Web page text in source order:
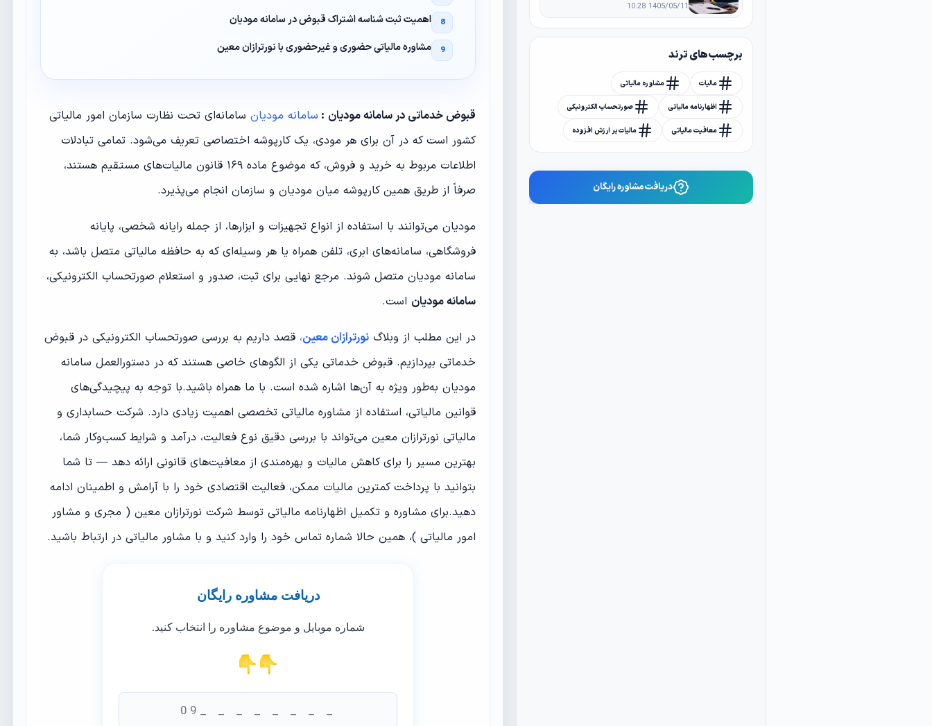
1405/05/11 10:28
برچسب های ترند
مالیات مشاوره مالیاتی
اظهارنامه مالیاتی صورتحساب الکترونیکی
معافیت مالیاتی مالیات بر ارزش افزوده
دریافت مشاوره رایگان
اهمیت ثبت شناسه اشتراک قبوض در سامانه مودیان
مشاوره مالیاتی حضوری و غیرحضوری با نورترازان معین
قبوض خدماتی در سامانه مودیان : سامانه مودیان سامانه‌ای تحت نظارت سازمان امور مالیاتی
کشور است که در آن برای هر مودی، یک کارپوشه اختصاصی تعریف می‌شود. تمامی تبادلات
اطلاعات مربوط به خرید و فروش، که موضوع ماده ۱۶۹ قانون مالیات‌های مستقیم هستند،
صرفاً از طریق همین کارپوشه میان مودیان و سازمان انجام می‌پذیرد.
مودیان می‌توانند با استفاده از انواع تجهیزات و ابزارها، از جمله رایانه شخصی، پایانه
فروشگاهی، سامانه‌های ابری، تلفن همراه یا هر وسیله‌ای که به حافظه مالیاتی متصل باشد، به
سامانه مودیان متصل شوند. مرجع نهایی برای ثبت، صدور و استعلام صورتحساب الکترونیکی،
سامانه مودیان است.
در این مطلب از وبلاگ نورترازان معین، قصد داریم به بررسی صورتحساب الکترونیکی در قبوض
خدماتی بپردازیم. قبوض خدماتی یکی از الگوهای خاصی هستند که در دستورالعمل سامانه
مودیان به‌طور ویژه به آن‌ها اشاره شده است. با ما همراه باشید.با توجه به پیچیدگی‌های
قوانین مالیاتی، استفاده از مشاوره مالیاتی تخصصی اهمیت زیادی دارد. شرکت حسابداری و
مالیاتی نورترازان معین می‌تواند با بررسی دقیق نوع فعالیت، درآمد و شرایط کسب‌وکار شما،
بهترین مسیر را برای کاهش مالیات و بهره‌مندی از معافیت‌های قانونی ارائه دهد — تا شما
بتوانید با پرداخت کمترین مالیات ممکن، فعالیت اقتصادی خود را با آرامش و اطمینان ادامه
دهید.برای مشاوره و تکمیل اظهارنامه مالیاتی توسط شرکت نورترازان معین ( مجری و مشاور
امور مالیاتی )، همین حالا شماره تماس خود را وارد کنید و با مشاور مالیاتی در ارتباط باشید.
دریافت مشاوره رایگان
شماره موبایل و موضوع مشاوره را انتخاب کنید.